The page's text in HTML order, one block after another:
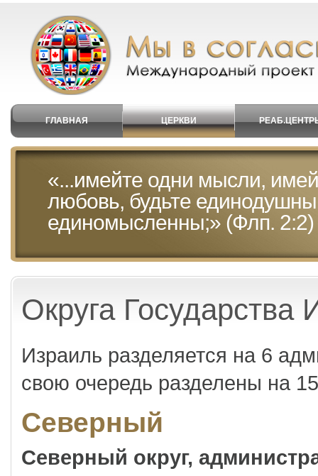
ГЛАВНАЯ ЦЕРКВИ
«...имейте одни мысли,
любовь, будьте
единомысленны;» (Флп. 2:2)
Округа Государства
Израиль разделяется на 6
свою очередь разделены на
Северный
Северный округ,